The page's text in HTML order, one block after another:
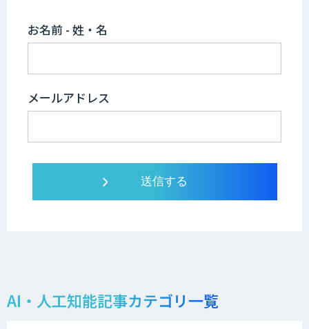
お名前 - 姓・名
メールアドレス
AI・人工知能記事カテゴリ一覧